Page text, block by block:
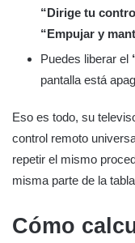
“Dirige tu
“Empujar y
Puedes liberar el
pantalla está
Eso es todo, su
control remoto
repetir el mismo
misma parte de la
Cómo